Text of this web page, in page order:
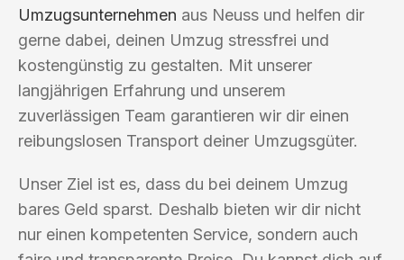
Umzugsunternehmen aus Neuss und helfen dir
gerne dabei, deinen Umzug stressfrei und
kostengünstig zu gestalten. Mit unserer
langjährigen Erfahrung und unserem
zuverlässigen Team garantieren wir dir einen
reibungslosen Transport deiner Umzugsgüter.
Unser Ziel ist es, dass du bei deinem Umzug
bares Geld sparst. Deshalb bieten wir dir nicht
nur einen kompetenten Service, sondern auch